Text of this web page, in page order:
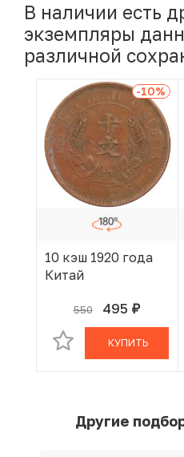
В наличии есть
экземпляры
различной
-10%
10 кэш 1920 года
Китай
550 495 руб.
В КОРЗИНЕ
КУПИТЬ
Другие